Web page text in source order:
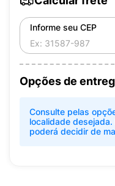
Informe seu CEP
Opções de
Consulte pelas
localidade
poderá decidir de